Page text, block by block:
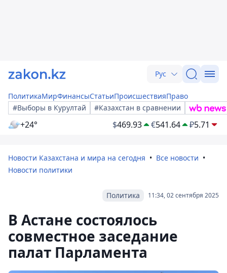
Рус
ПолитикаМирФинансыСтатьиПроисшествияПраво
#Выборы в Курултай
#Казахстан в сравнении
+24° $469.93 €541.64 ₽5.71
Новости Казахстана и мира на сегодня
Все новости
Новости политики
11:34, 02 сентября 2025
Политика
В Астане состоялось
совместное заседание
палат Парламента